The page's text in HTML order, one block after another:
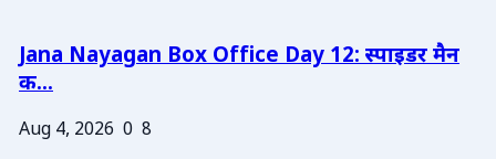
Jana Nayagan Box Office Day 12: स्पाइडर मैन
क...
Aug 4, 2026 0 8